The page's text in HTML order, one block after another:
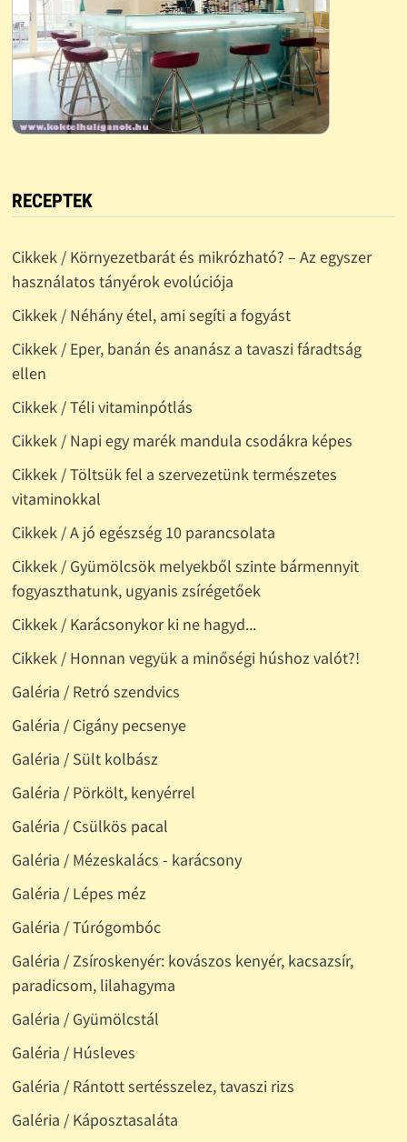
RECEPTEK
Cikkek / Környezetbarát és mikrózható? – Az egyszer
használatos tányérok evolúciója
Cikkek / Néhány étel, ami segíti a fogyást
Cikkek / Eper, banán és ananász a tavaszi fáradtság
ellen
Cikkek / Téli vitaminpótlás
Cikkek / Napi egy marék mandula csodákra képes
Cikkek / Töltsük fel a szervezetünk természetes
vitaminokkal
Cikkek / A jó egészség 10 parancsolata
Cikkek / Gyümölcsök melyekből szinte bármennyit
fogyaszthatunk, ugyanis zsírégetőek
Cikkek / Karácsonykor ki ne hagyd...
Cikkek / Honnan vegyük a minőségi húshoz valót?!
Galéria / Retró szendvics
Galéria / Cigány pecsenye
Galéria / Sült kolbász
Galéria / Pörkölt, kenyérrel
Galéria / Csülkös pacal
Galéria / Mézeskalács - karácsony
Galéria / Lépes méz
Galéria / Túrógombóc
Galéria / Zsíroskenyér: kovászos kenyér, kacsazsír,
paradicsom, lilahagyma
Galéria / Gyümölcstál
Galéria / Húsleves
Galéria / Rántott sertésszelez, tavaszi rizs
Galéria / Káposztasaláta